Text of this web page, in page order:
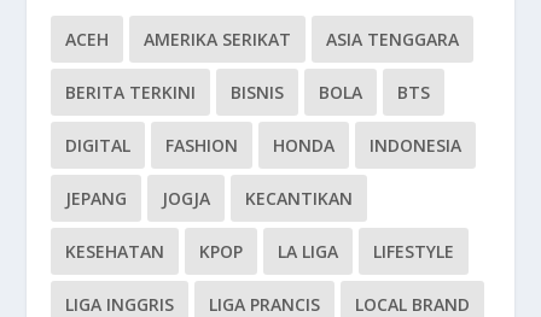
ACEH AMERIKA SERIKAT ASIA TENGGARA
BERITA TERKINI BISNIS BOLA BTS
DIGITAL FASHION HONDA INDONESIA
JEPANG JOGJA KECANTIKAN
KESEHATAN KPOP LA LIGA LIFESTYLE
LIGA INGGRIS LIGA PRANCIS LOCAL BRAND